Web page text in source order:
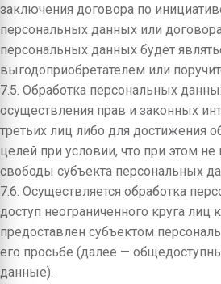
заключения договора по
персональных данных или
персональных данных будет
выгодоприобретателем или
7.5. Обработка персональных
осуществления прав и законных
третьих лиц либо для достижения
целей при условии, что при этом
свободы субъекта персональных
7.6. Осуществляется обработка
доступ неограниченного круга лиц
предоставлен субъектом
его просьбе (далее —
данные).